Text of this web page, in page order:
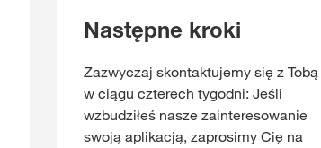
Następne kroki
Zazwyczaj skontaktujemy się z Tobą
w ciągu czterech tygodni: Jeśli
wzbudziłeś nasze zainteresowanie
swoją aplikacją, zaprosimy Cię na